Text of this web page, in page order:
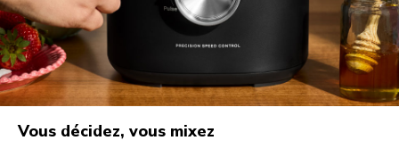
Vous décidez, vous mixez